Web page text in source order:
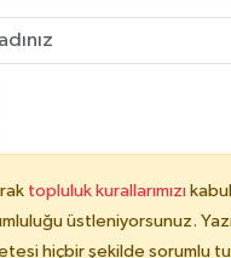
topluluk kurallarımızı
üstleniyorsunuz.
hiçbir şekilde sorumlu